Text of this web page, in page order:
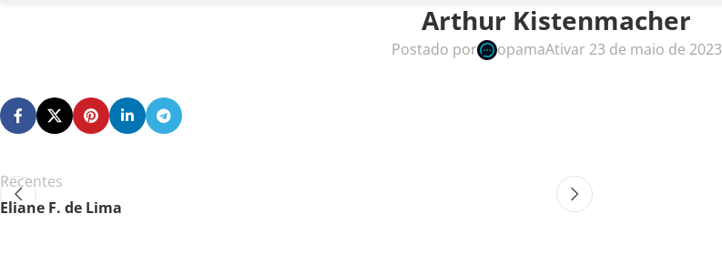
Arthur Kistenmacher
Postado por opamaAtivar 23 de maio de 2023
Recentes
Eliane F. de Lima